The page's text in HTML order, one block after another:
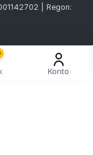
| Regon:
Konto